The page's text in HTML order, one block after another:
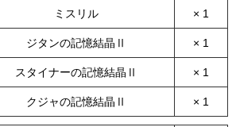
ミスリル × 1
ジタンの記憶結晶Ⅱ × 1
スタイナーの記憶結晶Ⅱ × 1
クジャの記憶結晶Ⅱ × 1